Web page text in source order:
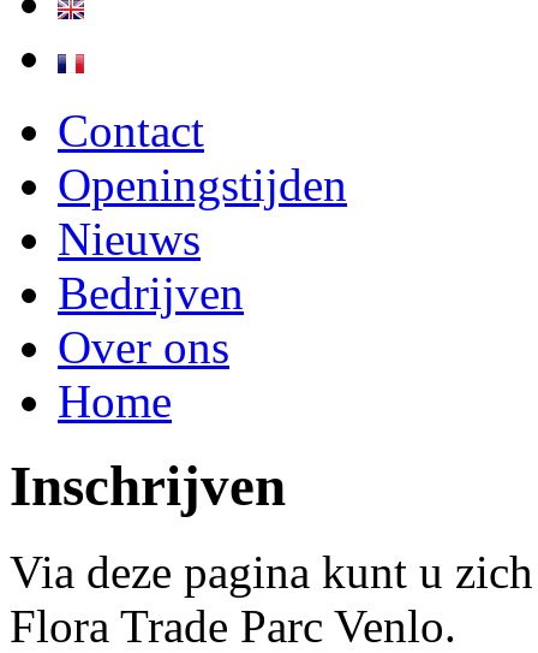
Contact
Openingstijden
Nieuws
Bedrijven
Over ons
Home
Inschrijven
Via deze pagina kunt u
Flora Trade Parc Venlo.